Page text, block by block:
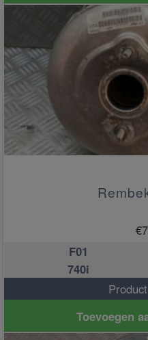
€
F01
740i
Toevoegen